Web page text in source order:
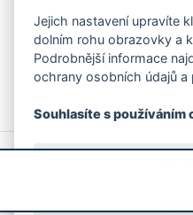
ankety, pozvánky na
Více
© 2026 Magistrát města Zlína
Jejich nastavení upravíte
dolním rohu obrazovky a
Podrobnější informace
ochrany osobních údajů
Souhlasíte s používáním